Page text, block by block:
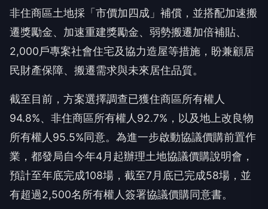
非住商區土地採「市價加四成」補償，並搭配加速搬
遷獎勵金、加速重建獎勵金、弱勢搬遷加倍補貼、
2,000戶專案社會住宅及協力造屋等措施，盼兼顧居
民財產保障、搬遷需求與未來居住品質。
截至目前，方案選擇調查已獲住商區所有權人
94.8%、非住商區所有權人92.7%，以及地上改良物
所有權人95.5%同意。為進一步啟動協議價購前置作
業，都發局自今年4月起辦理土地協議價購說明會，
預計至年底完成108場，截至7月底已完成58場，並
有超過2,500名所有權人簽署協議價購同意書。